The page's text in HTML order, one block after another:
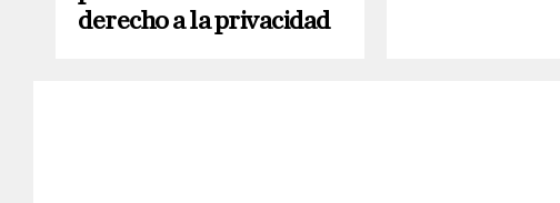
derecho a la privacidad